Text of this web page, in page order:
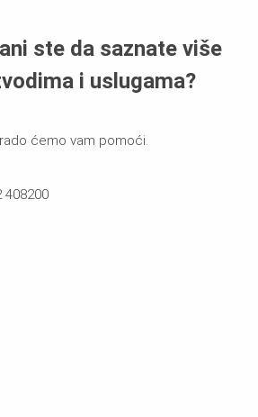
ste da saznate više
i uslugama?
ćemo vam pomoći.
408200